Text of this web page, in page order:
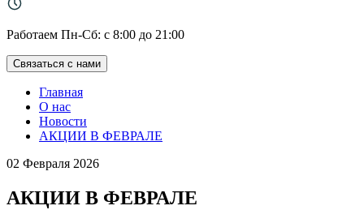
Работаем Пн-Cб: с 8:00 до 21:00
Связаться с нами
Главная
О нас
Новости
АКЦИИ В ФЕВРАЛЕ
02 Февраля 2026
АКЦИИ В ФЕВРАЛЕ